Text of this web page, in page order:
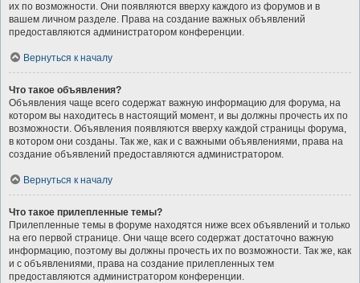
их по возможности. Они появляются вверху каждого из форумов и в
вашем личном разделе. Права на создание важных объявлений
предоставляются администратором конференции.
Вернуться к началу
Что такое объявления?
Объявления чаще всего содержат важную информацию для форума, на
котором вы находитесь в настоящий момент, и вы должны прочесть их по
возможности. Объявления появляются вверху каждой страницы форума,
в котором они созданы. Так же, как и с важными объявлениями, права на
создание объявлений предоставляются администратором.
Вернуться к началу
Что такое прилепленные темы?
Прилепленные темы в форуме находятся ниже всех объявлений и только
на его первой странице. Они чаще всего содержат достаточно важную
информацию, поэтому вы должны прочесть их по возможности. Так же, как
и с объявлениями, права на создание прилепленных тем
предоставляются администратором конференции.